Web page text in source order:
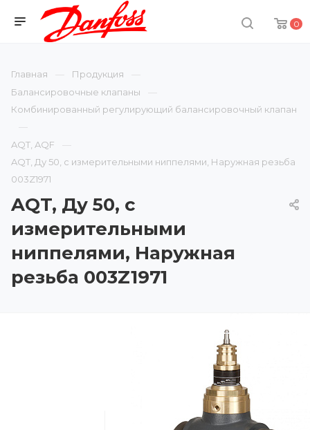
0
Главная
Продукция
Балансировочные клапаны
Комбинированный регулирующий балансировочный клапан
AQT, AQF
AQT, Ду 50, с измерительными ниппелями, Наружная резьба
003Z1971
AQT, Ду 50, с
измерительными
ниппелями, Наружная
резьба 003Z1971